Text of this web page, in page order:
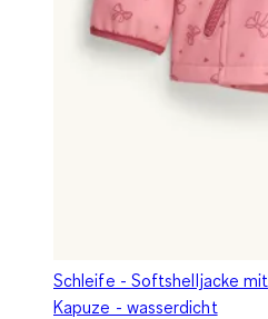
Schleife - Softshelljacke mit
Kapuze - wasserdicht